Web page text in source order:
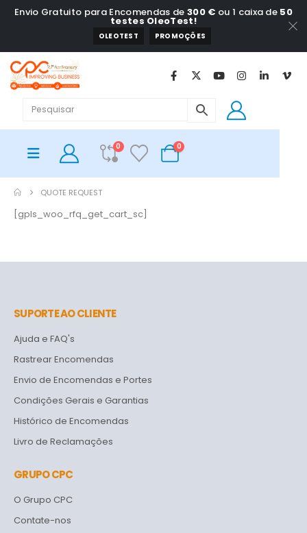
Envio Gratuito para Encomendas de 300 € ou 1 caixa de 50
testes OleoTest!
OLEOTEST PROMOÇÕES
0 0
QUOTE REQUEST
[gpls_woo_rfq_get_cart_sc]
SUPORTE AO CLIENTE
Ajuda e FAQ's
Rastrear Encomendas
Envio de Encomendas e Portes
Condições Gerais e Garantias
Histórico de Encomendas
Livro de Reclamações
GRUPO CPC
O Grupo CPC
Contate-nos